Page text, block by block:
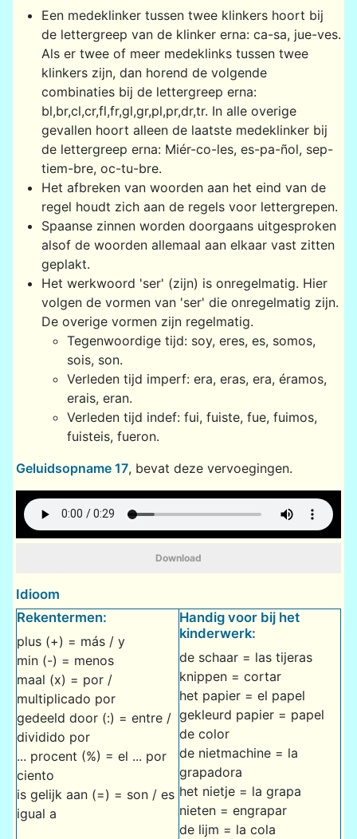
Een medeklinker tussen twee klinkers hoort bij
de lettergreep van de klinker erna: ca-sa, jue-ves.
Als er twee of meer medeklinks tussen twee
klinkers zijn, dan horend de volgende
combinaties bij de lettergreep erna:
bl,br,cl,cr,fl,fr,gl,gr,pl,pr,dr,tr. In alle overige
gevallen hoort alleen de laatste medeklinker bij
de lettergreep erna: Miér-co-les, es-pa-ñol, sep-
tiem-bre, oc-tu-bre.
Het afbreken van woorden aan het eind van de
regel houdt zich aan de regels voor lettergrepen.
Spaanse zinnen worden doorgaans uitgesproken
alsof de woorden allemaal aan elkaar vast zitten
geplakt.
Het werkwoord 'ser' (zijn) is onregelmatig. Hier
volgen de vormen van 'ser' die onregelmatig zijn.
De overige vormen zijn regelmatig.
Tegenwoordige tijd: soy, eres, es, somos,
sois, son.
Verleden tijd imperf: era, eras, era, éramos,
erais, eran.
Verleden tijd indef: fui, fuiste, fue, fuimos,
fuisteis, fueron.
Geluidsopname 17, bevat deze vervoegingen.
Download
Idioom
Rekentermen:
plus (+) = más / y
min (-) = menos
maal (x) = por /
multiplicado por
gedeeld door (:) = entre /
dividido por
... procent (%) = el ... por
ciento
is gelijk aan (=) = son / es
igual a
Handig voor bij het
kinderwerk:
de schaar = las tijeras
knippen = cortar
het papier = el papel
gekleurd papier = papel
de color
de nietmachine = la
grapadora
het nietje = la grapa
nieten = engrapar
de lijm = la cola